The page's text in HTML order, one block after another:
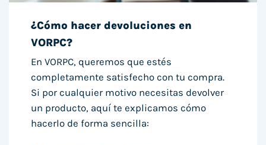
¿Cómo hacer devoluciones en
VORPC?
En VORPC, queremos que estés
completamente satisfecho con tu compra.
Si por cualquier motivo necesitas devolver
un producto, aquí te explicamos cómo
hacerlo de forma sencilla: